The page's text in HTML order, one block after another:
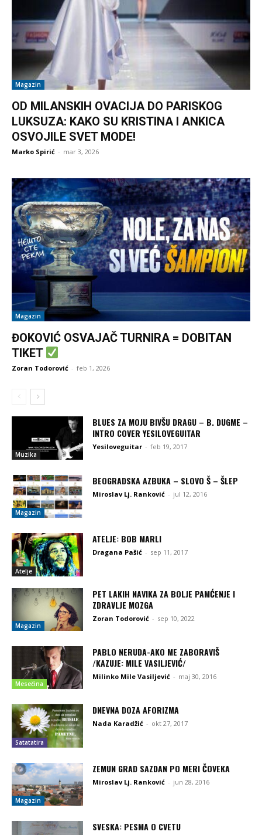
Magazin
OD MILANSKIH OVACIJA DO PARISKOG
LUKSUZA: KAKO SU KRISTINA I ANKICA
OSVOJILE SVET MODE!
Marko Spirić - mar 3, 2026
Magazin
ĐOKOVIĆ OSVAJAČ TURNIRA = DOBITAN
TIKET
Zoran Todorović - feb 1, 2026
Muzika
BLUES ZA MOJU BIVŠU DRAGU – B. DUGME –
INTRO COVER YESILOVEGUITAR
Yesiloveguitar - feb 19, 2017
Magazin
BEOGRADSKA AZBUKA – SLOVO Š – ŠLEP
Miroslav Lj. Ranković - jul 12, 2016
Atelje
ATELJE: BOB MARLI
Dragana Pašić - sep 11, 2017
Magazin
PET LAKIH NAVIKA ZA BOLJE PAMĆENJE I
ZDRAVLJE MOZGA
Zoran Todorović - sep 10, 2022
Mesečina
PABLO NERUDA-AKO ME ZABORAVIŠ
/KAZUJE: MILE VASILJEVIĆ/
Milinko Mile Vasiljević - maj 30, 2016
Satatatira
DNEVNA DOZA AFORIZMA
Nada Karadžić - okt 27, 2017
Magazin
ZEMUN GRAD SAZDAN PO MERI ČOVEKA
Miroslav Lj. Ranković - jun 28, 2016
SVESKA: PESMA O CVETU